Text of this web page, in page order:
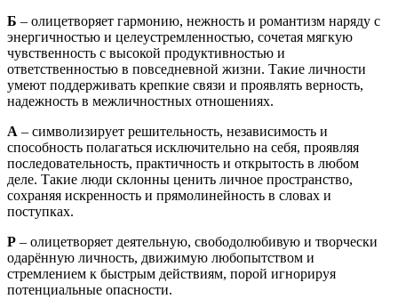
Б – олицетворяет гармонию, нежность и романтизм наряду с
энергичностью и целеустремленностью, сочетая мягкую
чувственность с высокой продуктивностью и
ответственностью в повседневной жизни. Такие личности
умеют поддерживать крепкие связи и проявлять верность,
надежность в межличностных отношениях.
А – символизирует решительность, независимость и
способность полагаться исключительно на себя, проявляя
последовательность, практичность и открытость в любом
деле. Такие люди склонны ценить личное пространство,
сохраняя искренность и прямолинейность в словах и
поступках.
Р – олицетворяет деятельную, свободолюбивую и творчески
одарённую личность, движимую любопытством и
стремлением к быстрым действиям, порой игнорируя
потенциальные опасности.